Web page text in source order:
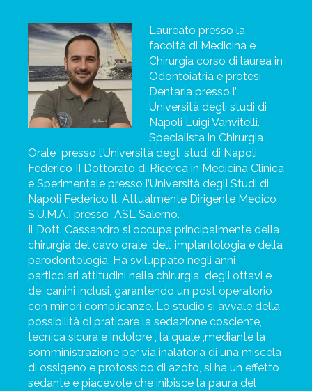
Laureato presso la
facoltà di Medicina e
Chirurgia corso di laurea in
Odontoiatria e protesi
Dentaria presso l’
Università degli studi di
Napoli Luigi Vanvitelli.
Specialista in Chirurgia
Orale presso l’Università degli studi di Napoli
Federico II Dottorato di Ricerca in Medicina Clinica
e Sperimentale presso l’Università degli Studi di
Napoli Federico ll. Attualmente Dirigente Medico
S.U.M.A.I presso ASL Salerno.
Il Dott. Cassandro si occupa principalmente della
chirurgia del cavo orale, dell’ implantologia e della
parodontologia. Ha sviluppato negli anni
particolari attitudini nella chirurgia degli ottavi e
dei canini inclusi, garantendo un post operatorio
con minori complicanze. Lo studio si avvale della
possibilità di praticare la sedazione cosciente,
tecnica sicura e indolore , la quale ,mediante la
somministrazione per via inalatoria di una miscela
di ossigeno e protossido di azoto, si ha un effetto
sedante e piacevole che inibisce la paura del